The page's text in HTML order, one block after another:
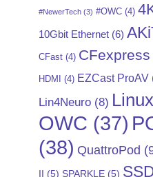
#NewerTech (3) #OWC (4)
10Gbit Ethernet (6)
CFast (4) CFexpress
HDMI (4) EZCast ProAV
Lin4Neuro (8) Linux
OWC (37)
(38) QuattroPod
II (5) SPARKLE (5)